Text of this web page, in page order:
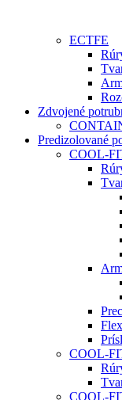
ECTFE
Zdvojené
Predizolované
COOL-
COOL-
COOL-